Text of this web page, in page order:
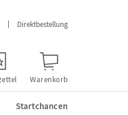
Direktbestellung
Warenkorb
Startchancen